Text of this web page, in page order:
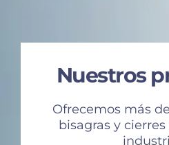
Nuestros
Ofrecemos más
bisagras y